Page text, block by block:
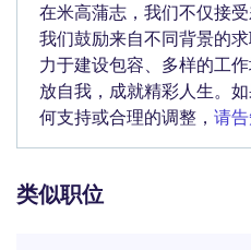
在米高蒲志，我们不仅接
我们鼓励来自不同背景的
力于建设包容、多样的工
放自我，成就精彩人生。
何支持或合理的调整， 请
类似职位